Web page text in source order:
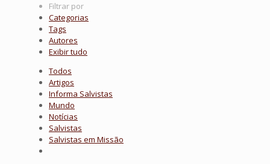
Filtrar por
Categorias
Tags
Autores
Exibir tudo
Todos
Artigos
Informa Salvistas
Mundo
Notícias
Salvistas
Salvistas em Missão